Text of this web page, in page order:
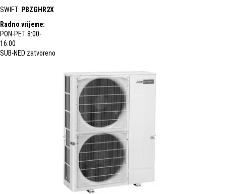
SWIFT: PBZGHR2X
Radno vrijeme:
PON-PET 8:00-
16:00
SUB-NED zatvoreno